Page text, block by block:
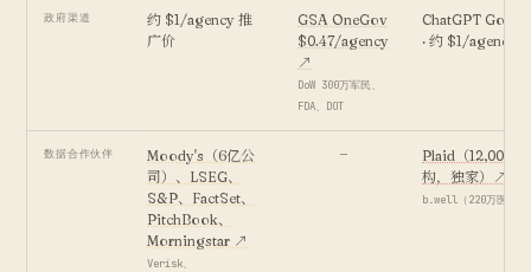
政府渠道
约 $1/agency 推
广价
GSA OneGov
$0.47/agency
↗
DoW 300万军民、
FDA、DOT
ChatGPT Gov
· 约 $1/agency
数据合作伙伴
Moody's（6亿公
司）、LSEG、
S&P、FactSet、
PitchBook、
Morningstar ↗
Verisk、
—
Plaid（12,000+
构，独家）↗
b.well（220万医疗服